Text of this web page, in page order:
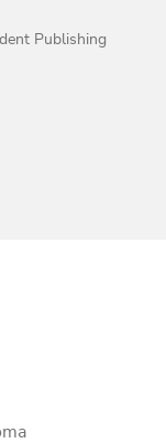
Publishing